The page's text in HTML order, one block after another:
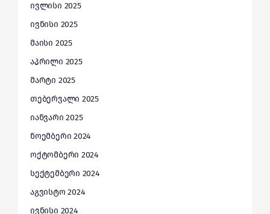
ივლისი 2025
ივნისი 2025
მაისი 2025
აპრილი 2025
მარტი 2025
თებერვალი 2025
იანვარი 2025
ნოემბერი 2024
ოქტომბერი 2024
სექტემბერი 2024
აგვისტო 2024
ივნისი 2024